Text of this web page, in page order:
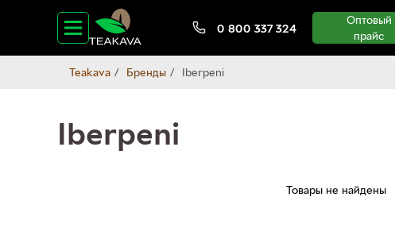
0 800 337 324
Оптовый
прайс
Teakava Бренды Iberpeni
Iberpeni
Товары не найдены